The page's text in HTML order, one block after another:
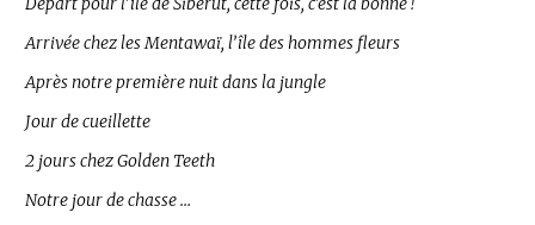
Arrivée chez les Mentawaï, l’île des hommes fleurs
Après notre première nuit dans la jungle
Jour de cueillette
2 jours chez Golden Teeth
Notre jour de chasse …